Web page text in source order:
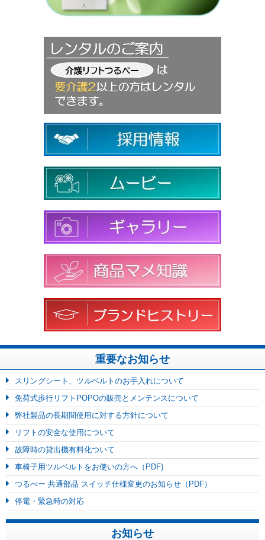
重要なお知らせ
スリングシート、ツルベルトのお手入れについて
免荷式歩行リフトPOPOの販売とメンテンスについて
弊社製品の長期間使用に対する方針について
リフトの安全な使用について
故障時の貸出機有料化ついて
車椅子用ツルベルトをお使いの方へ（PDF)
つるべー 共通部品 スイッチ仕様変更のお知らせ（PDF）
停電・緊急時の対応
お知らせ